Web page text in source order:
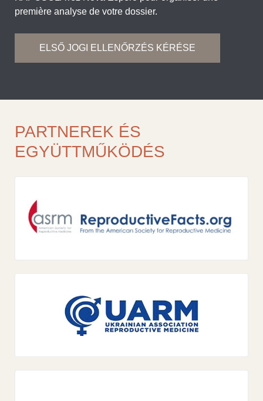
première analyse de votre dossier.
ELSŐ JOGI ELLENŐRZÉS KÉRÉSE
PARTNEREK ÉS
EGYÜTTMŰKÖDÉS